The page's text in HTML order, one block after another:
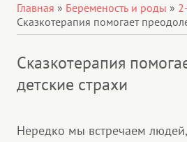
Главная » Беременость и роды »
Сказкотерапия помогает
Сказкотерапия
детские страхи
Нередко мы встречаем